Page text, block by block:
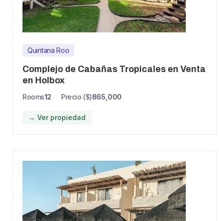
Quintana Roo
Complejo de Cabañas Tropicales en Venta
en Holbox
Rooms12 Precio ($)865,000
→ Ver propiedad